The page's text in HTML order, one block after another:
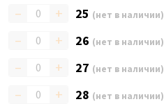
– + 25 (нет в наличии)
– + 26 (нет в наличии)
– + 27 (нет в наличии)
– + 28 (нет в наличии)